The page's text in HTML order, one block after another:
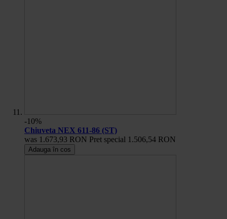
-10%
Chiuveta NEX 611-86 (ST)
was 1.673,93 RON Pret special 1.506,54 RON
Adauga în cos